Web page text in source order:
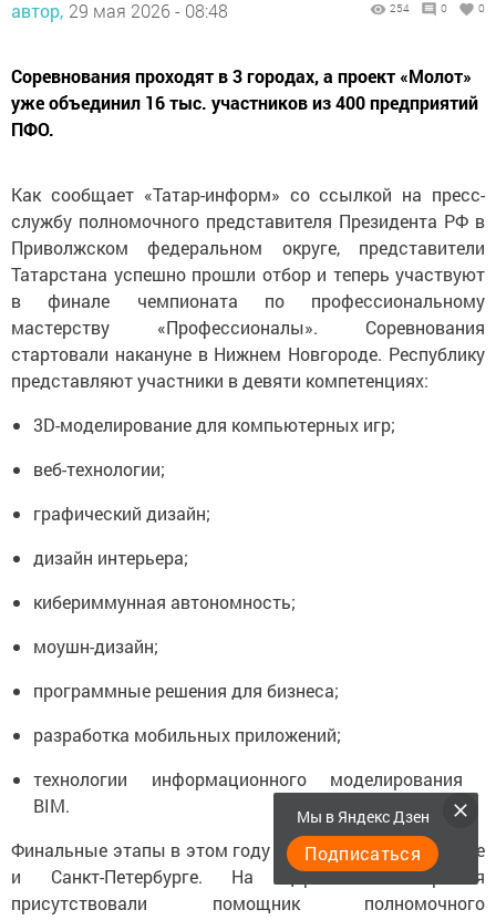
автор, 29 мая 2026 - 08:48 254 0 0
Соревнования проходят в 3 городах, а проект «Молот»
уже объединил 16 тыс. участников из 400 предприятий
ПФО.
Как сообщает «Татар-информ» со ссылкой на пресс-
службу полномочного представителя Президента РФ в
Приволжском федеральном округе, представители
Татарстана успешно прошли отбор и теперь участвуют
в финале чемпионата по профессиональному
мастерству «Профессионалы». Соревнования
стартовали накануне в Нижнем Новгороде. Республику
представляют участники в девяти компетенциях:
3D-моделирование для компьютерных игр;
веб-технологии;
графический дизайн;
дизайн интерьера;
кибериммунная автономность;
моушн-дизайн;
программные решения для бизнеса;
разработка мобильных приложений;
технологии информационного моделирования
BIM.
Финальные этапы в этом году также проходят в Калуге
и Санкт-Петербурге. На церемонии открытия
присутствовали помощник полномочного
Мы в Яндекс Дзен
Подписаться